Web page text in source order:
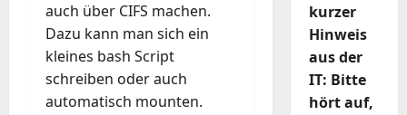
auch über CIFS machen.
Dazu kann man sich ein
kleines bash Script
schreiben oder auch
automatisch mounten.
kurzer
Hinweis
aus der
IT: Bitte
hört auf,